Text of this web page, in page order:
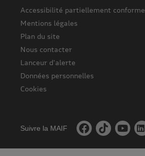
Accessibilité partiellement conforme
Mentions légales
Plan du site
Nous contacter
Lanceur d'alerte
Données personnelles
Cookies
Suivre la MAIF